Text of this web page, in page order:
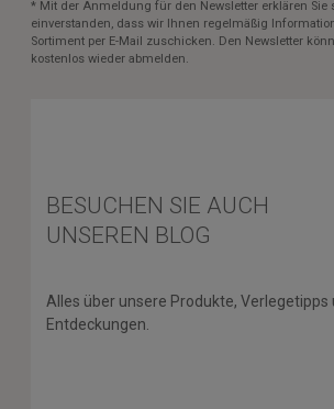
* Mit der Anmeldung für den Newsletter erklären Sie
einverstanden, dass wir Ihnen regelmäßig
Sortiment per E-Mail zuschicken. Den Newsletter
kostenlos wieder abmelden.
BESUCHEN SIE AUCH
UNSEREN BLOG
Alles über unsere Produkte, Verlegetipps
Entdeckungen.